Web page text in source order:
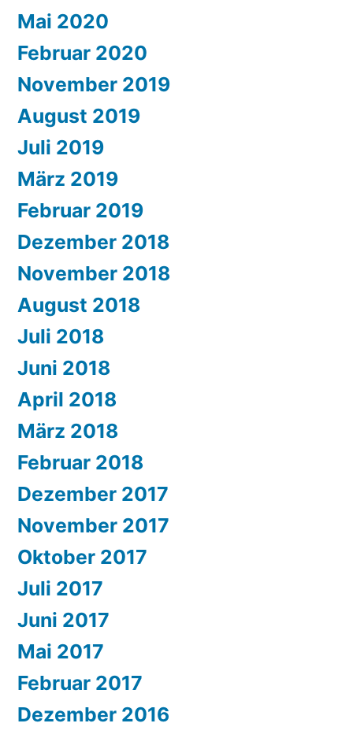
Mai 2020
Februar 2020
November 2019
August 2019
Juli 2019
März 2019
Februar 2019
Dezember 2018
November 2018
August 2018
Juli 2018
Juni 2018
April 2018
März 2018
Februar 2018
Dezember 2017
November 2017
Oktober 2017
Juli 2017
Juni 2017
Mai 2017
Februar 2017
Dezember 2016